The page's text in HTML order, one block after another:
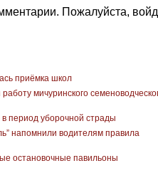
Пожалуйста,
приёмка школ
мичуринского
период уборочной страды
напомнили водителям правила
остановочные павильоны